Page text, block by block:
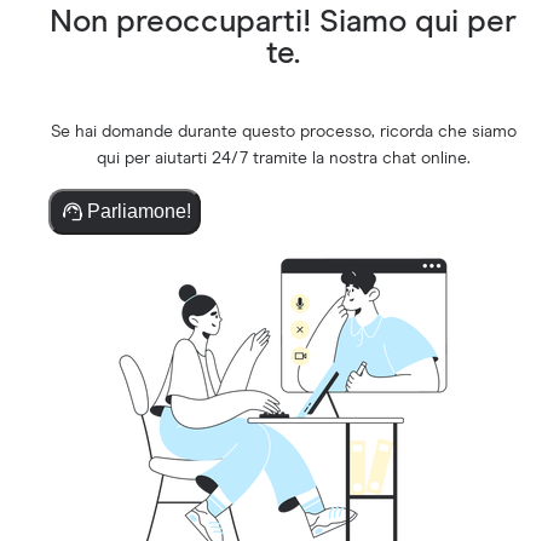
Non preoccuparti! Siamo qui per
te.
Se hai domande durante questo processo, ricorda che siamo
qui per aiutarti 24/7 tramite la nostra chat online.
Parliamone!